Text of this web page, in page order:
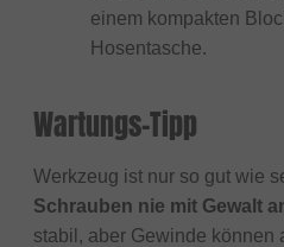
einem kompakten
Hosentasche.
Wartungs-Tipp
Werkzeug ist nur so gut wie
Schrauben nie mit Gewalt
stabil, aber Gewinde können